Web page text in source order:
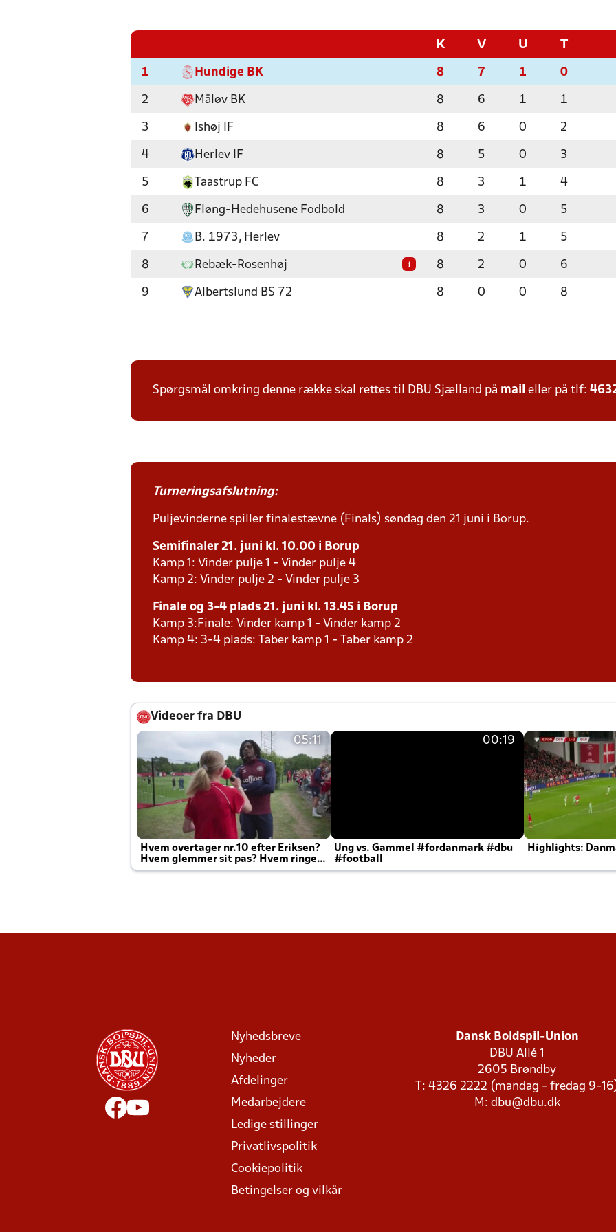
K V U T
1 Hundige BK 8 7 1 0
2 Måløv BK 8 6 1 1
3 Ishøj IF 8 6 0 2
4 Herlev IF 8 5 0 3
5 Taastrup FC 8 3 1 4
6 Fløng-Hedehusene Fodbold 8 3 0 5
7 B. 1973, Herlev 8 2 1 5
8 Rebæk-Rosenhøj i 8 2 0 6
9 Albertslund BS 72 8 0 0 8
Spørgsmål omkring denne række skal rettes til DBU Sjælland på mail eller på tlf:
Turneringsafslutning:
Puljevinderne spiller finalestævne (Finals) søndag den 21 juni i Borup.
Semifinaler 21. juni kl. 10.00 i Borup
Kamp 1: Vinder pulje 1 - Vinder pulje 4
Kamp 2: Vinder pulje 2 - Vinder pulje 3
Finale og 3-4 plads 21. juni kl. 13.45 i Borup
Kamp 3:Finale: Vinder kamp 1 - Vinder kamp 2
Kamp 4: 3-4 plads: Taber kamp 1 - Taber kamp 2
Videoer fra DBU
05:11
Hvem overtager nr.10 efter Eriksen?
Hvem glemmer sit pas? Hvem ringer
Joachim altid til efter kampe?
00:19
Ung vs. Gammel #fordanmark #dbu
#football
Highlights:
Nyhedsbreve
Nyheder
Afdelinger
Medarbejdere
Ledige stillinger
Privatlivspolitik
Cookiepolitik
Betingelser og vilkår
Dansk Boldspil-Union
DBU Allé 1
2605 Brøndby
T: 4326 2222 (mandag - fredag 9-
M: dbu@dbu.dk